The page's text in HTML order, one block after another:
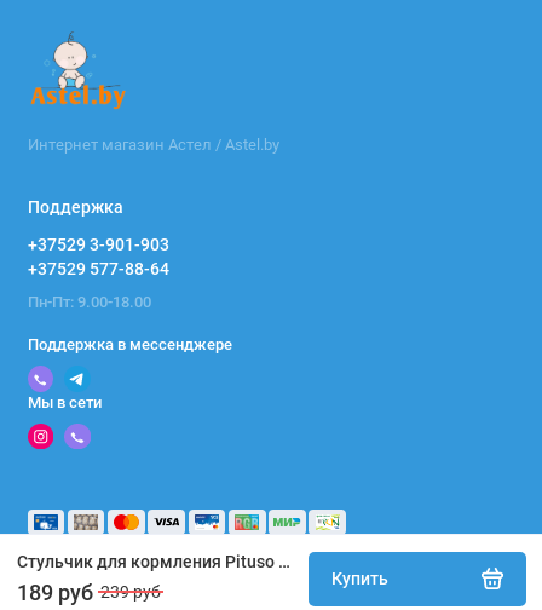
Стульчик для кормления Pituso Compatto 2026г Бежевый YT-H36-Beige
189 руб 239 руб
Купить
Интернет магазин Астел / Astel.by
Поддержка
+37529 3-901-903
+37529 577-88-64
Пн-Пт: 9.00-18.00
Поддержка в мессенджере
Мы в сети